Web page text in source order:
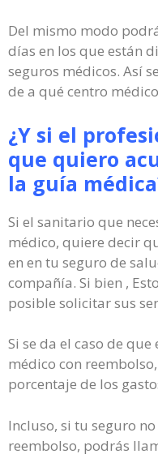
Del mismo modo
días en los que están
seguros médicos. Así
de a qué centro
¿Y si el
que quiero
la guía
Si el sanitario que
médico, quiere decir
en en tu seguro de
compañía. Si bien ,
posible solicitar sus
Si se da el caso de
médico con
porcentaje de los
Incluso, si tu seguro
reembolso, podrás